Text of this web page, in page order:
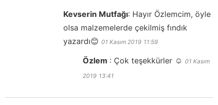
Kevserin Mutfağı: Hayır Özlemcim, öyle
olsa malzemelerde çekilmiş fındık
yazardı😊 01 Kasım 2019 11:59
Özlem : Çok teşekkürler ☺️ 01 Kasım
2019 13:41